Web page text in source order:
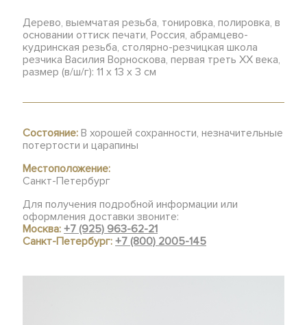
Дерево, выемчатая резьба, тонировка, полировка, в
основании оттиск печати, Россия, абрамцево-
кудринская резьба, столярно-резчицкая школа
резчика Василия Ворноскова, первая треть XX века,
размер (в/ш/г): 11 х 13 х 3 см
Состояние: В хорошей сохранности, незначительные
потертости и царапины
Местоположение:
Санкт-Петербург
Для получения подробной информации или
оформления доставки звоните:
Москва:+7 (925) 963-62-21
Санкт-Петербург:+7 (800) 2005-145